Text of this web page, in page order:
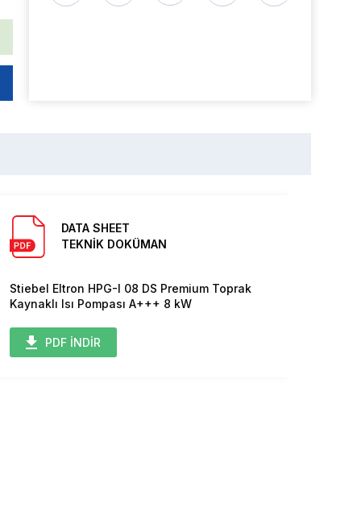
DATA SHEET
TEKNİK DOKÜMAN
Stiebel Eltron HPG-I 08 DS Premium Toprak
Kaynaklı Isı Pompası A+++ 8 kW
PDF İNDİR